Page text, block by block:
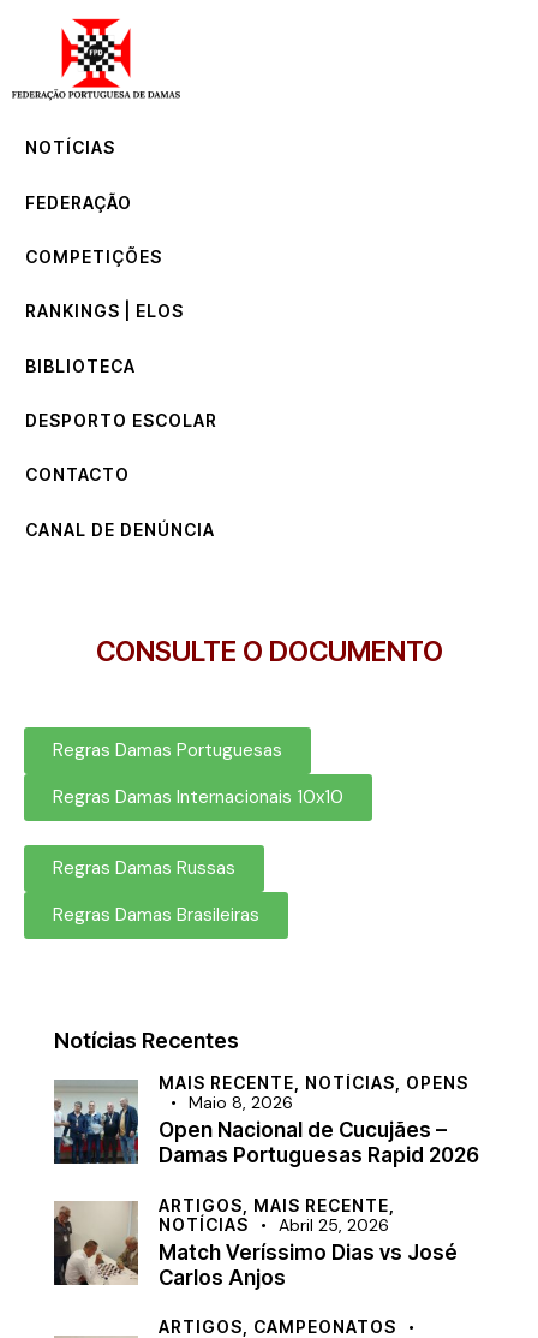
NOTÍCIAS
FEDERAÇÃO
COMPETIÇÕES
RANKINGS | ELOS
BIBLIOTECA
DESPORTO ESCOLAR
CONTACTO
CANAL DE DENÚNCIA
CONSULTE O DOCUMENTO
Regras Damas Portuguesas
Regras Damas Internacionais 10x10
Regras Damas Russas
Regras Damas Brasileiras
Notícias Recentes
MAIS RECENTE, NOTÍCIAS, OPENS
Maio 8, 2026
Open Nacional de Cucujães –
Damas Portuguesas Rapid 2026
ARTIGOS, MAIS RECENTE,
NOTÍCIAS
Abril 25, 2026
Match Veríssimo Dias vs José
Carlos Anjos
ARTIGOS, CAMPEONATOS